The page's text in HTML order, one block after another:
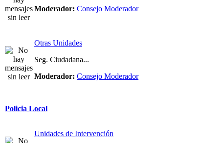
Moderador: Consejo Moderador
Otras Unidades
Seg. Ciudadana...
Moderador: Consejo Moderador
Policia Local
Unidades de Intervención